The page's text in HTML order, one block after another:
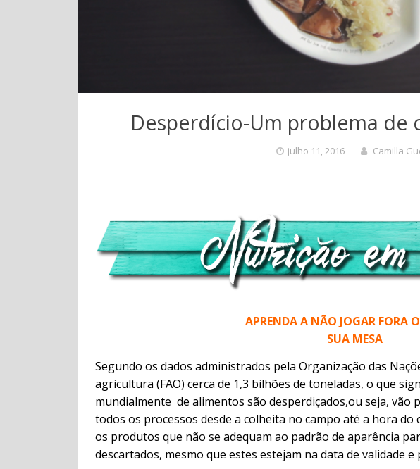
Desperdício-Um problema de
julho 11, 2016 Camilla
APRENDA A NÃO JOGAR FORA
SUA MESA
Segundo os dados administrados pela Organização das
agricultura (FAO) cerca de 1,3 bilhões de toneladas, o que
mundialmente de alimentos são desperdiçados,ou seja, vão
todos os processos desde a colheita no campo até a hora
os produtos que não se adequam ao padrão de aparência
descartados, mesmo que estes estejam na data de validade